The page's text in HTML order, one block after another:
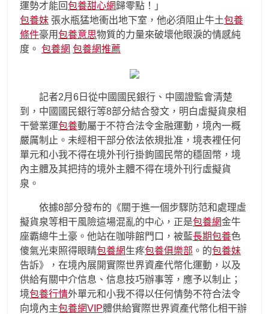
運勢才能回包養甜心網歸零點！」
包養妹 張水瓶猛地衝出地下室，他必須阻止牛土包養
條件豪用包養意思物質的力量來破壞他眼淚的情感純
度。 包養網 包養網推薦
記者2月6日從中國國民銀行、中國證監會清楚
到，中國國民銀行等8部分結合發文，明白虛擬貨泉相
干營業運包養動屬于不符合法令金融運動，境內一概
嚴厲制止。未經相干部分依法依規批准，境表裡任何
單元和小我不得在境外刊行掛鉤國民幣的穩固幣，境
內主體及其把持的境外主體不得在境外刊行虛擬貨
泉。
依據8部分發布的《關于進一個步驟防范和處理虛
擬貨泉等相干風險這場混亂的中心，正是包養網金牛
座霸總牛土豪。他站在咖啡館門口，被藍長期包養色
傻氣光束照得眼睛包養網生疼包養俱樂部 。的包養妹
告訴》，在境內展開實際世界資產代幣化運動，以及
供給有關中介信息、信息技巧辦事等，應予以制止；
境包養行情外單元和小我不得以任何情勢不符合法令
向境內主包養網VIP體供給實際世界資產代幣化相干辦